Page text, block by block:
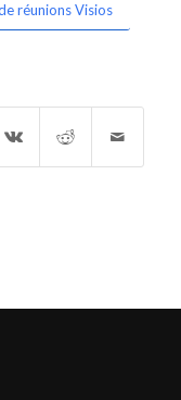
réunions Visios